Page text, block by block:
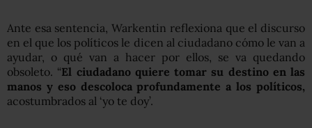
Ante esa sentencia, Warkentin reflexiona que el discurso
en el que los políticos le dicen al ciudadano cómo le van a
ayudar, o qué van a hacer por ellos, se va quedando
obsoleto. “El ciudadano quiere tomar su destino en las
manos y eso descoloca profundamente a los políticos,
acostumbrados al ‘yo te doy’.